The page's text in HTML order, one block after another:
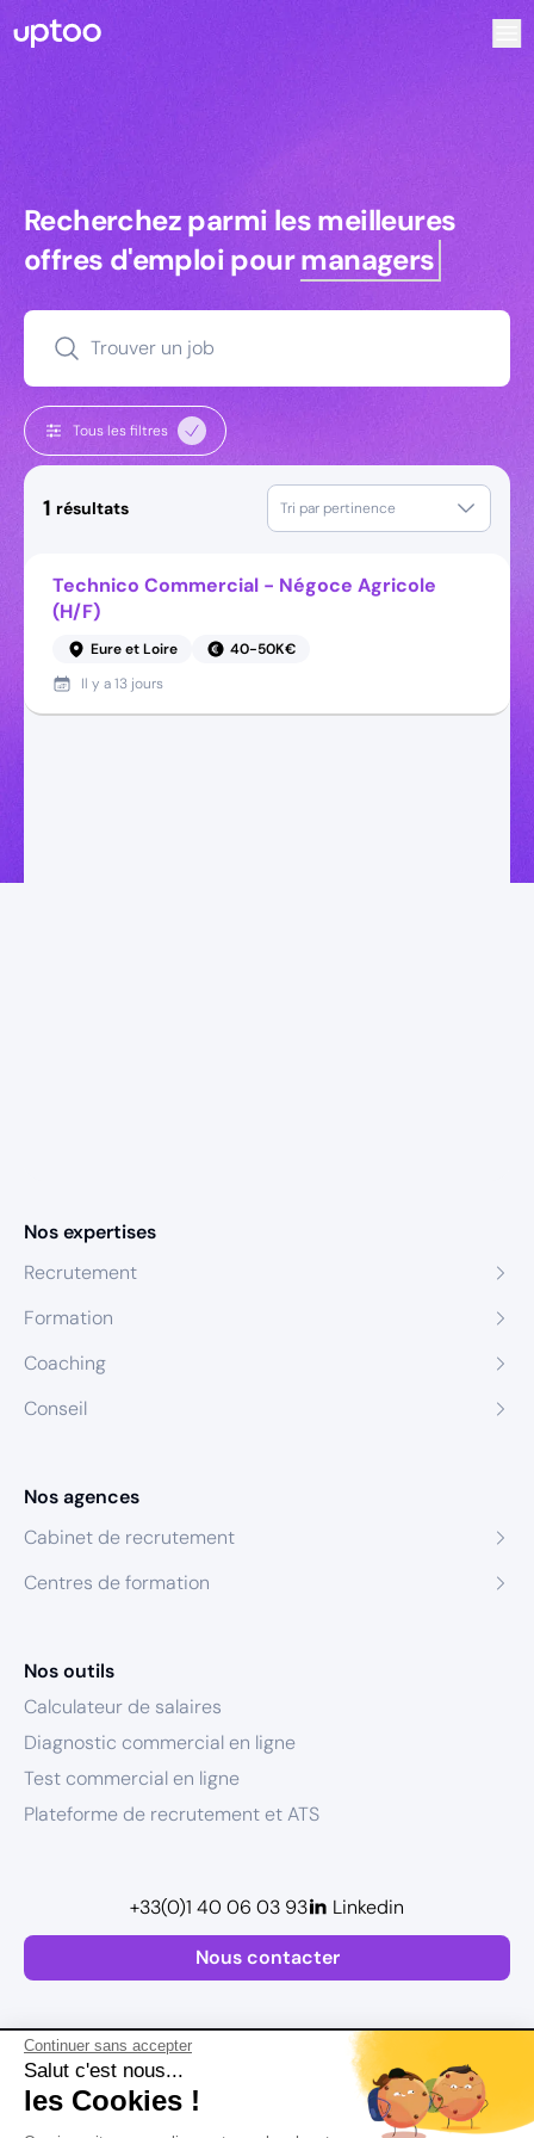
Continuer sans accepter
Salut c'est nous...
les Cookies !
Recherchez parmi les meilleures
Recherchez parmi les meilleures
offres d'emploi pourmanagers
Trouver un job
Tous les filtres
1 résultats Tri par pertinence
Technico Commercial - Négoce Agricole
(H/F)
Eure et Loire
40-50K€
Il y a13 jours
Nos expertises
Recrutement
Formation
Coaching
Conseil
Nos agences
Cabinet de recrutement
Centres de formation
Nos outils
Calculateur de salaires
Diagnostic commercial en ligne
Test commercial en ligne
Plateforme de recrutement et ATS
Nous contacter
+33(0)1 40 06 03 93 Linkedin